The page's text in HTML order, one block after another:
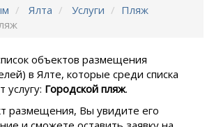
Ялта Услуги
Пляж
объектов размещения
в Ялте, которые среди списка
услугу: Городской пляж.
размещения, Вы увидите его